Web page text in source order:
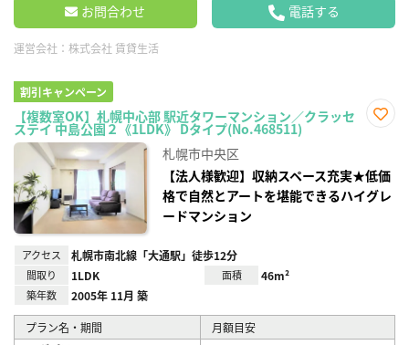
お問合わせ 電話する
運営会社： 株式会社 賃貸生活
割引キャンペーン
【複数室OK】札幌中心部 駅近タワーマンション／クラッセ
ステイ 中島公園２《1LDK》 Dタイプ(No.468511)
録
札幌市中央区
【法人様歓迎】収納スペース充実★低価
格で自然とアートを堪能できるハイグレ
ードマンション
アクセス 札幌市南北線「大通駅」徒歩12分
間取り 1LDK 面積 46m²
築年数 2005年 11月 築
プラン名・期間
月額目安